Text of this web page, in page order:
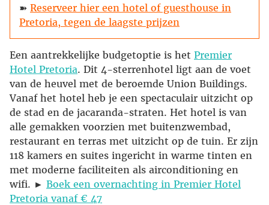
➽ Reserveer hier een hotel of guesthouse in
Pretoria, tegen de laagste prijzen
Een aantrekkelijke budgetoptie is het Premier
Hotel Pretoria. Dit 4-sterrenhotel ligt aan de voet
van de heuvel met de beroemde Union Buildings.
Vanaf het hotel heb je een spectaculair uitzicht op
de stad en de jacaranda-straten. Het hotel is van
alle gemakken voorzien met buitenzwembad,
restaurant en terras met uitzicht op de tuin. Er zijn
118 kamers en suites ingericht in warme tinten en
met moderne faciliteiten als airconditioning en
wifi. ► Boek een overnachting in Premier Hotel
Pretoria vanaf € 47